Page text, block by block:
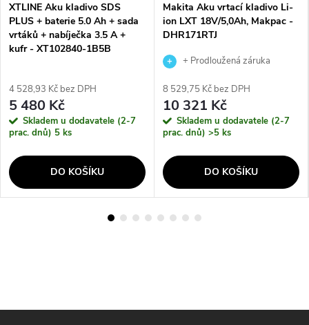
XTLINE Aku kladivo SDS
PLUS + baterie 5.0 Ah + sada
vrtáků + nabíječka 3.5 A +
kufr - XT102840-1B5B
4 528,93 Kč bez DPH
5 480 Kč
Skladem u dodavatele (2-7
prac. dnů) 5 ks
DO KOŠÍKU
Makita Aku vrtací kladivo Li-
ion LXT 18V/5,0Ah, Makpac -
DHR171RTJ
+ Prodloužená záruka
8 529,75 Kč bez DPH
10 321 Kč
Skladem u dodavatele (2-7
prac. dnů) >5 ks
DO KOŠÍKU